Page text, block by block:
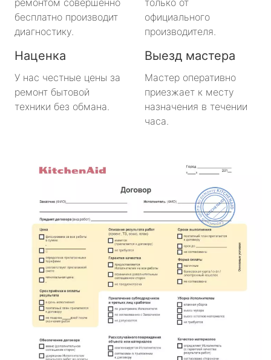
бесплатно производит
диагностику.
официального
производителя.
Наценка
У нас честные цены за
ремонт бытовой
техники без обмана.
Выезд мастера
Мастер оперативно
приезжает к месту
назначения в течении
часа.